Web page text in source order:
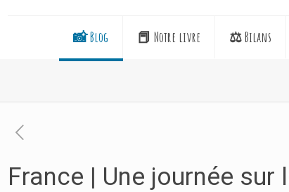
📸 Blog 📕 Notre livre ⚖️ Bilans
France | Une journée sur